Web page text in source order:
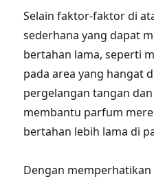
Selain faktor-faktor di
sederhana yang dapat
bertahan lama, seperti
pada area yang hangat
pergelangan tangan
membantu parfum
bertahan lebih lama di
Dengan